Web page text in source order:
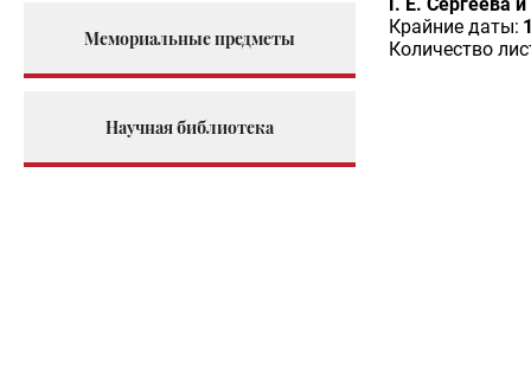
Мемориальные предметы
Научная библиотека
Крайние даты:
Количество